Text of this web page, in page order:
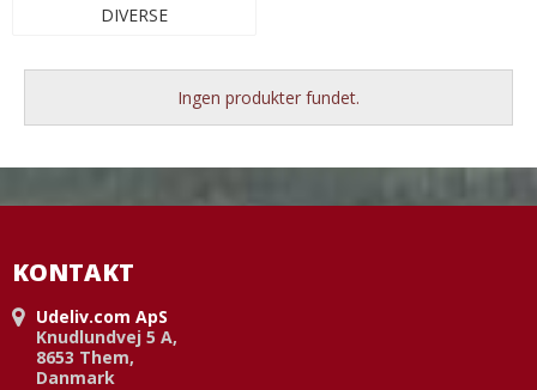
DIVERSE
Ingen produkter fundet.
KONTAKT
Udeliv.com ApS
Knudlundvej 5 A,
8653 Them,
Danmark